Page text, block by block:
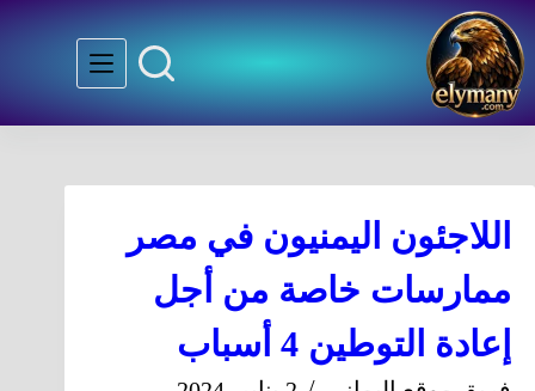
اللاجئون اليمنيون في مصر
ممارسات خاصة من أجل
إعادة التوطين 4 أسباب